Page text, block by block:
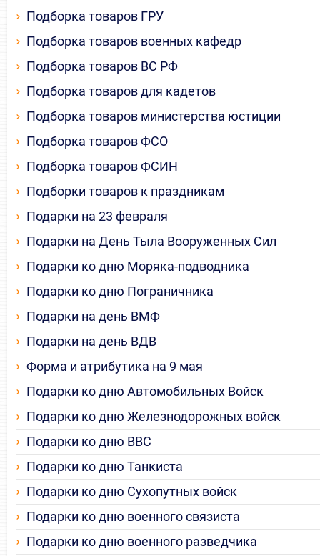
Подборка товаров ГРУ
Подборка товаров военных кафедр
Подборка товаров ВС РФ
Подборка товаров для кадетов
Подборка товаров министерства юстиции
Подборка товаров ФСО
Подборка товаров ФСИН
Подборки товаров к праздникам
Подарки на 23 февраля
Подарки на День Тыла Вооруженных Сил
Подарки ко дню Моряка-подводника
Подарки ко дню Пограничника
Подарки на день ВМФ
Подарки на день ВДВ
Форма и атрибутика на 9 мая
Подарки ко дню Автомобильных Войск
Подарки ко дню Железнодорожных войск
Подарки ко дню ВВС
Подарки ко дню Танкиста
Подарки ко дню Сухопутных войск
Подарки ко дню военного связиста
Подарки ко дню военного разведчика